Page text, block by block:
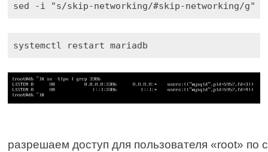
sed -i "s/skip-networking/#skip-networking/g"
systemctl restart mariadb
разрешаем доступ для пользователя «root» по